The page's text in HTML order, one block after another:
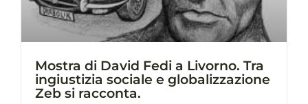
Mostra di David Fedi a Livorno. Tra
ingiustizia sociale e globalizzazione
Zeb si racconta.